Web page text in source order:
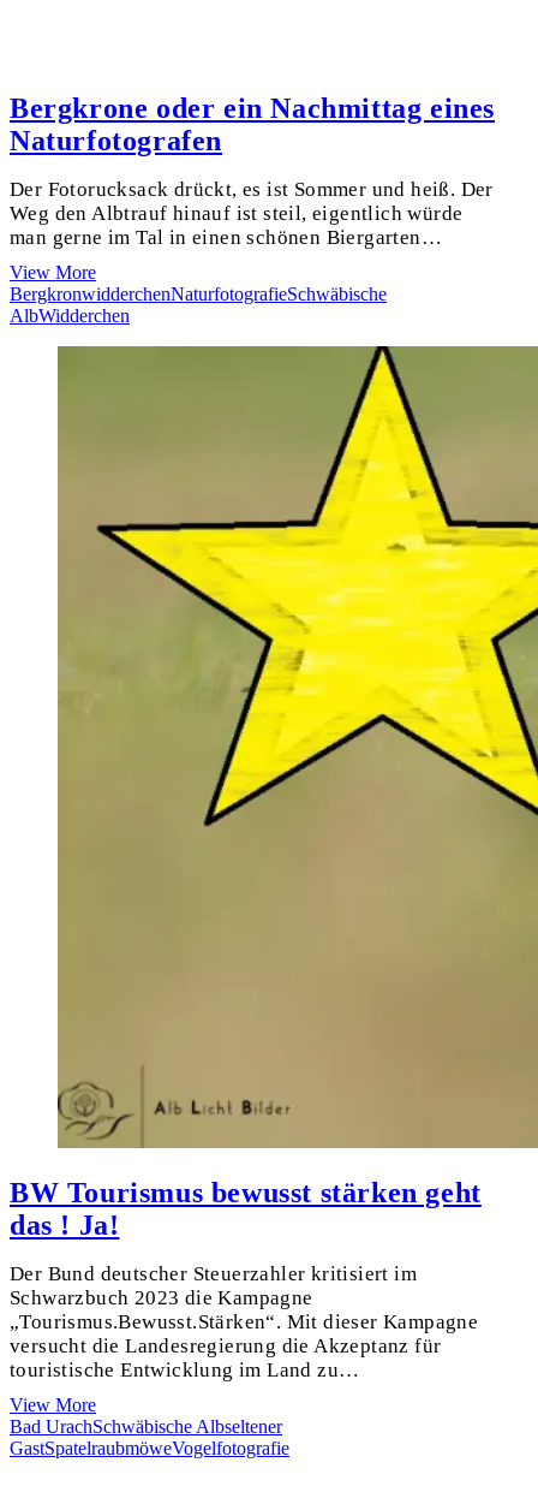
Bergkrone oder ein Nachmittag eines
Naturfotografen
Der Fotorucksack drückt, es ist Sommer und heiß. Der
Weg den Albtrauf hinauf ist steil, eigentlich würde
man gerne im Tal in einen schönen Biergarten…
View MoreBergkrone
oder
ein
BergkronwidderchenNaturfotografieSchwäbische
AlbWidderchen
BW Tourismus bewusst stärken geht
das ! Ja!
Der Bund deutscher Steuerzahler kritisiert im
Schwarzbuch 2023 die Kampagne
„Tourismus.Bewusst.Stärken“. Mit dieser Kampagne
versucht die Landesregierung die Akzeptanz für
touristische Entwicklung im Land zu…
View MoreBW
Tourismus
bewusst
Bad UrachSchwäbische Albseltener
GastSpatelraubmöweVogelfotografie